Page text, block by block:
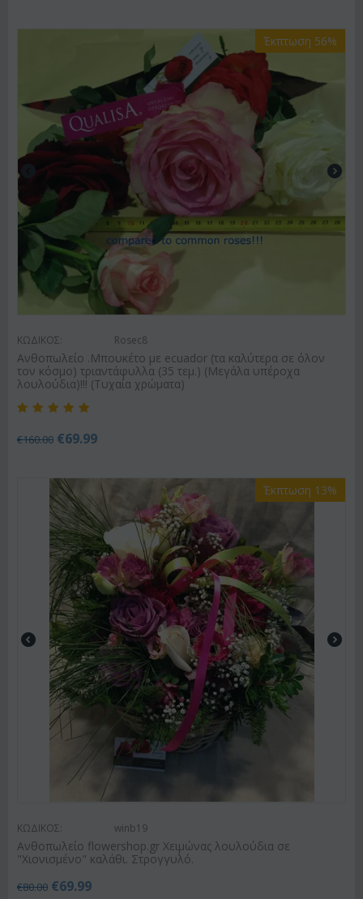
Έκπτωση 56%
ΚΩΔΙΚΟΣ: Rosec8
Ανθοπωλείο .Μπουκέτο με ecuador (τα καλύτερα σε όλον
τον κόσμο) τριαντάφυλλα (35 τεμ.) (Μεγάλα υπέροχα
λουλούδια)!!! (Τυχαία χρώματα)
€160.00 €69.99
Έκπτωση 13%
ΚΩΔΙΚΟΣ: winb19
Ανθοπωλείο flowershop.gr Χειμώνας λουλούδια σε
"Χιονισμένο" καλάθι. Στρογγυλό.
€80.00 €69.99